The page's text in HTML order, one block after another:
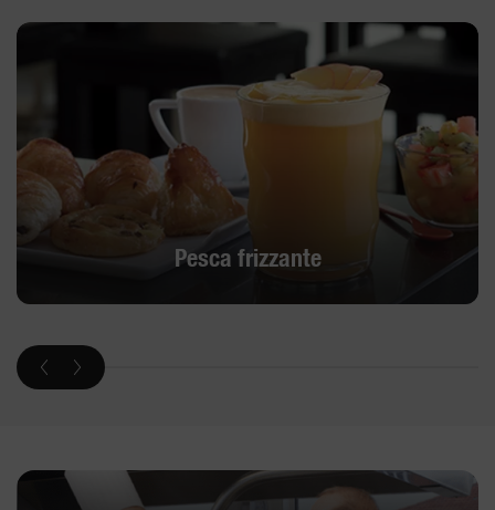
Pesca frizzante